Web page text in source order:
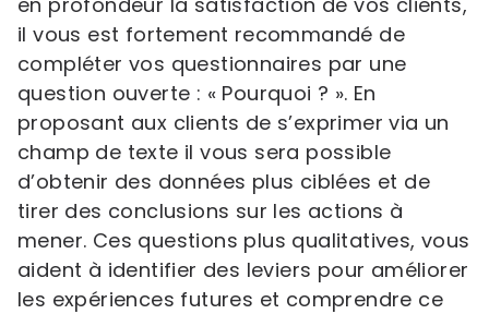
il vous est fortement recommandé de
compléter vos questionnaires par une
question ouverte : « Pourquoi ? ». En
proposant aux clients de s’exprimer via un
champ de texte il vous sera possible
d’obtenir des données plus ciblées et de
tirer des conclusions sur les actions à
mener. Ces questions plus qualitatives, vous
aident à identifier des leviers pour améliorer
les expériences futures et comprendre ce